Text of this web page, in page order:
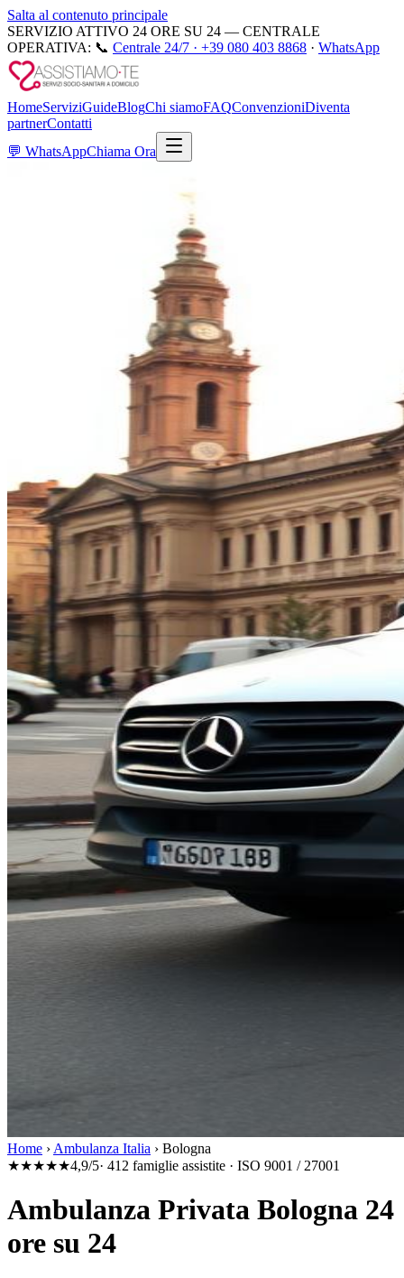
Salta al contenuto principale
SERVIZIO ATTIVO 24 ORE SU 24 — CENTRALE
OPERATIVA: 📞 Centrale 24/7 · +39 080 403 8868 · WhatsApp
HomeServiziGuideBlogChi siamoFAQConvenzioniDiventa
partnerContatti
💬 WhatsAppChiama Ora
Home › Ambulanza Italia › Bologna
★★★★★4,9/5· 412 famiglie assistite · ISO 9001 / 27001
Ambulanza Privata Bologna 24
ore su 24